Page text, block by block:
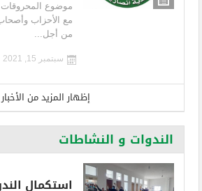
موضوع المحروقات
مع الأحزاب
من أجل...
سبتمبر 15, 2021
إظهار المزيد من الأخبار
الندوات و النشاطات
استكمال